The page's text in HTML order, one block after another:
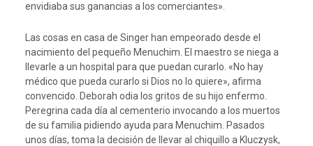
envidiaba sus ganancias a los comerciantes».
Las cosas en casa de Singer han empeorado desde el
nacimiento del pequeño Menuchim. El maestro se niega a
llevarle a un hospital para que puedan curarlo. «No hay
médico que pueda curarlo si Dios no lo quiere», afirma
convencido. Deborah odia los gritos de su hijo enfermo.
Peregrina cada día al cementerio invocando a los muertos
de su familia pidiendo ayuda para Menuchim. Pasados
unos días, toma la decisión de llevar al chiquillo a Kluczysk,